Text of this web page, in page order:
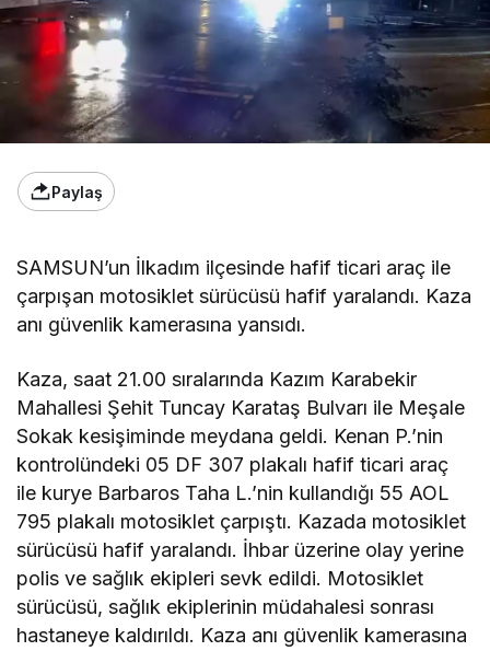
Paylaş
SAMSUN’un İlkadım ilçesinde hafif ticari araç ile
çarpışan motosiklet sürücüsü hafif yaralandı. Kaza
anı güvenlik kamerasına yansıdı.
Kaza, saat 21.00 sıralarında Kazım Karabekir
Mahallesi Şehit Tuncay Karataş Bulvarı ile Meşale
Sokak kesişiminde meydana geldi. Kenan P.’nin
kontrolündeki 05 DF 307 plakalı hafif ticari araç
ile kurye Barbaros Taha L.’nin kullandığı 55 AOL
795 plakalı motosiklet çarpıştı. Kazada motosiklet
sürücüsü hafif yaralandı. İhbar üzerine olay yerine
polis ve sağlık ekipleri sevk edildi. Motosiklet
sürücüsü, sağlık ekiplerinin müdahalesi sonrası
hastaneye kaldırıldı. Kaza anı güvenlik kamerasına